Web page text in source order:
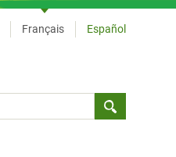
Français Español